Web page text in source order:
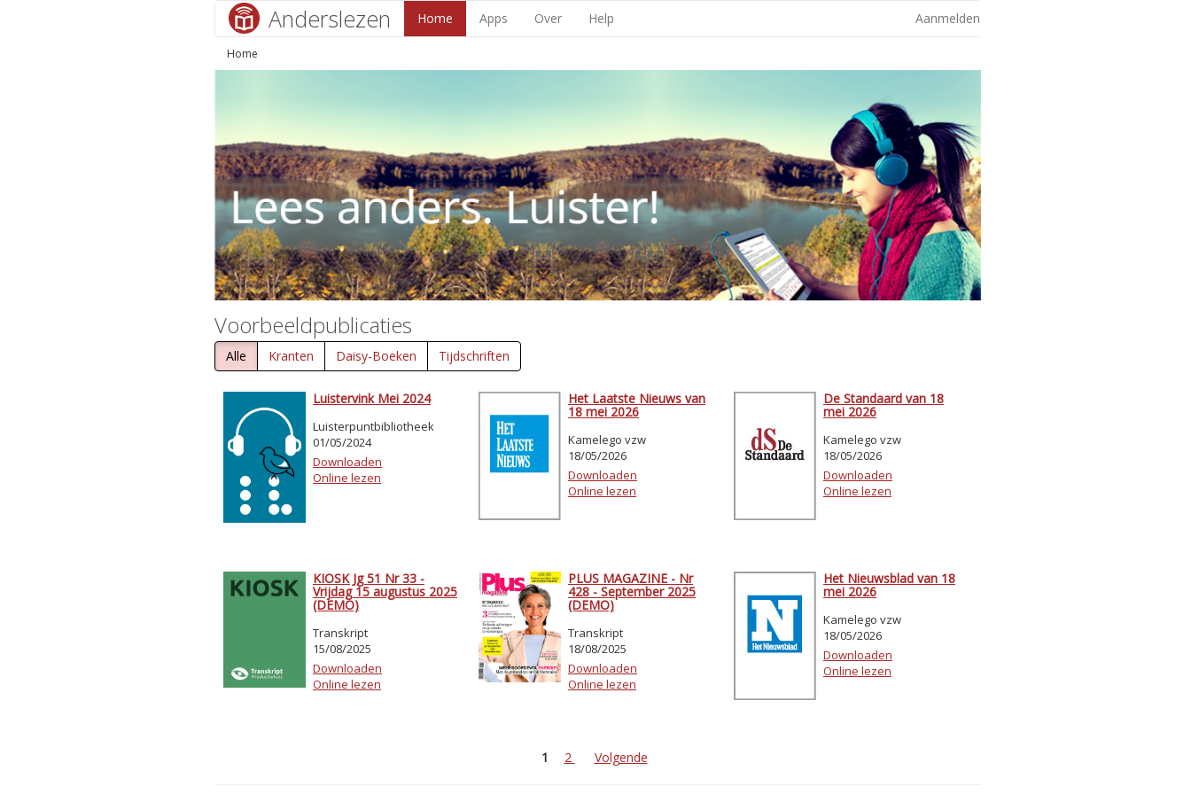
Anderslezen Home Apps Over Help Aanmelden
Home
Voorbeeldpublicaties
Alle Kranten Daisy-Boeken Tijdschriften
Luistervink Mei 2024
Luisterpuntbibliotheek
01/05/2024
Downloaden
Online lezen
Het Laatste Nieuws van
18 mei 2026
Kamelego vzw
18/05/2026
Downloaden
Online lezen
De Standaard van 18
mei 2026
Kamelego vzw
18/05/2026
Downloaden
Online lezen
KIOSK Jg 51 Nr 33 -
Vrijdag 15 augustus 2025
(DEMO)
Transkript
15/08/2025
Downloaden
Online lezen
PLUS MAGAZINE - Nr
428 - September 2025
(DEMO)
Transkript
18/08/2025
Downloaden
Online lezen
Het Nieuwsblad van 18
mei 2026
Kamelego vzw
18/05/2026
Downloaden
Online lezen
1 2 Volgende